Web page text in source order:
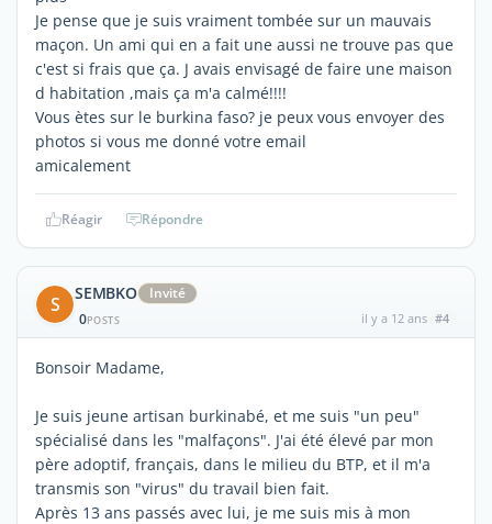
Je pense que je suis vraiment tombée sur un mauvais
maçon. Un ami qui en a fait une aussi ne trouve pas que
c'est si frais que ça. J avais envisagé de faire une maison
d habitation ,mais ça m'a calmé!!!!
Vous ètes sur le burkina faso? je peux vous envoyer des
photos si vous me donné votre email
amicalement
Réagir Répondre
S SEMBKO
Invité
0POSTS il y a 12 ans #4
Bonsoir Madame,
Je suis jeune artisan burkinabé, et me suis "un peu"
spécialisé dans les "malfaçons". J'ai été élevé par mon
père adoptif, français, dans le milieu du BTP, et il m'a
transmis son "virus" du travail bien fait.
Après 13 ans passés avec lui, je me suis mis à mon